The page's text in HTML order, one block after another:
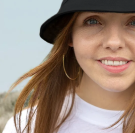
Gratis kort med hilsen
Lav noget særligt i blot få trin –
billede af dig eller en besked, der
Intet besvær men udelukkende en
øjeblikket.